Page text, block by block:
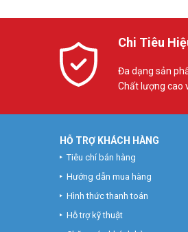
Chi Tiêu
Đa dạng sản
Chất lượng cao
HỖ TRỢ KHÁCH HÀNG
Tiêu chí bán hàng
Hướng dẫn mua hàng
Hình thức thanh toán
Hỗ trợ kỹ thuật